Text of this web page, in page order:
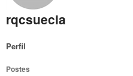
rqcsuecia
Perfil
Postes